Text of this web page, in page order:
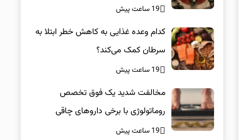
کدام داروها این روزها کمیاب شده‌اند؟/
«کشور سه ماه ذخیره دارویی دارد»
19 ساعت پیش
کدام وعده غذایی به کاهش خطر ابتلا به
سرطان کمک می‌کند؟
19 ساعت پیش
مخالفت شدید یک فوق تخصص
روماتولوژی با برخی داروهای چاقی
19 ساعت پیش